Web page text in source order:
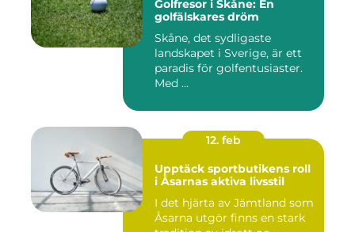
Golfresor i Skåne: En
golfälskares dröm
Skåne, det sydligaste
landskapet i Sverige, är ett
paradis för golfentusiaster.
Med ...
12. feb
Upptäck sportbutikens roll
i Åsarnas aktiva livsstil
I det hjärta av Jämtland som
Åsarna utgör finns en stark